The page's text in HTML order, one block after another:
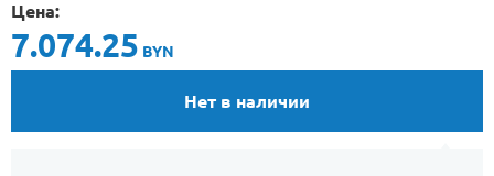
Цена:
7.074.25 BYN
Нет в наличии